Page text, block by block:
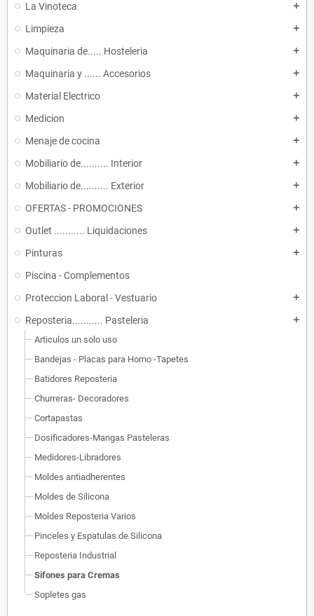
La Vinoteca
add
Limpieza add
Maquinaria de..... Hosteleria add
Maquinaria y ...... Accesorios add
Material Electrico add
Medicion add
Menaje de cocina add
Mobiliario de.......... Interior add
Mobiliario de.......... Exterior add
OFERTAS - PROMOCIONES add
Outlet ........... Liquidaciones add
Pinturas add
Piscina - Complementos
Proteccion Laboral - Vestuario
add
Reposteria........... Pasteleria add
Articulos un solo uso
Bandejas - Placas para Horno -Tapetes
Batidores Reposteria
Churreras- Decoradores
Cortapastas
Dosificadores-Mangas Pasteleras
Medidores-Libradores
Moldes antiadherentes
Moldes de Silicona
Moldes Reposteria Varios
Pinceles y Espatulas de Silicona
Reposteria Industrial
Sifones para Cremas
Sopletes gas